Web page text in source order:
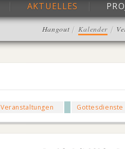
AKTUELLES
Hangout Kalender
Veranstaltungen Gottesdienste